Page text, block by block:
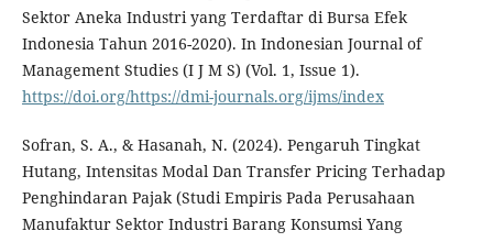
Sektor Aneka Industri yang Terdaftar di Bursa Efek
Indonesia Tahun 2016-2020). In Indonesian Journal of
Management Studies (I J M S) (Vol. 1, Issue 1).
https://doi.org/https://dmi-journals.org/ijms/index
Sofran, S. A., & Hasanah, N. (2024). Pengaruh Tingkat
Hutang, Intensitas Modal Dan Transfer Pricing Terhadap
Penghindaran Pajak (Studi Empiris Pada Perusahaan
Manufaktur Sektor Industri Barang Konsumsi Yang